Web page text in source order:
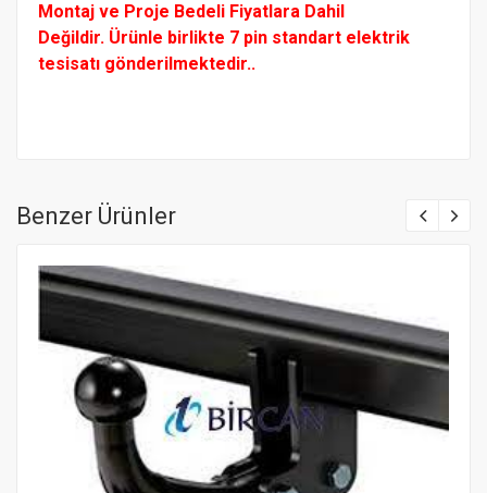
Montaj ve Proje Bedeli Fiyatlara Dahil
Değildir. Ürünle birlikte 7 pin standart elektrik
tesisatı gönderilmektedir..
Benzer Ürünler